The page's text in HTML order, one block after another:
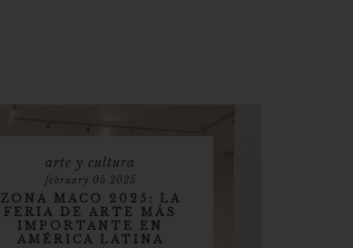
arte y cultura
february 05 2025
ZONA MACO 2025: LA
FERIA DE ARTE MÁS
IMPORTANTE EN
AMÉRICA LATINA